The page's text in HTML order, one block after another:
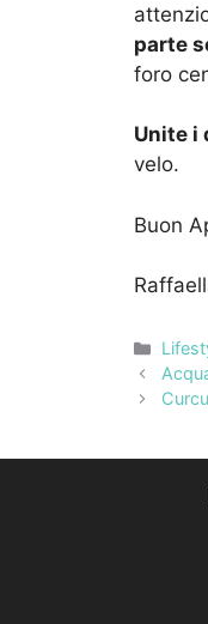
parte
foro
Unite i
velo.
Buon